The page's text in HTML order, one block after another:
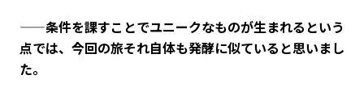
——条件を課すことでユニークなものが生まれるという
点では、今回の旅それ自体も発酵に似ていると思いまし
た。